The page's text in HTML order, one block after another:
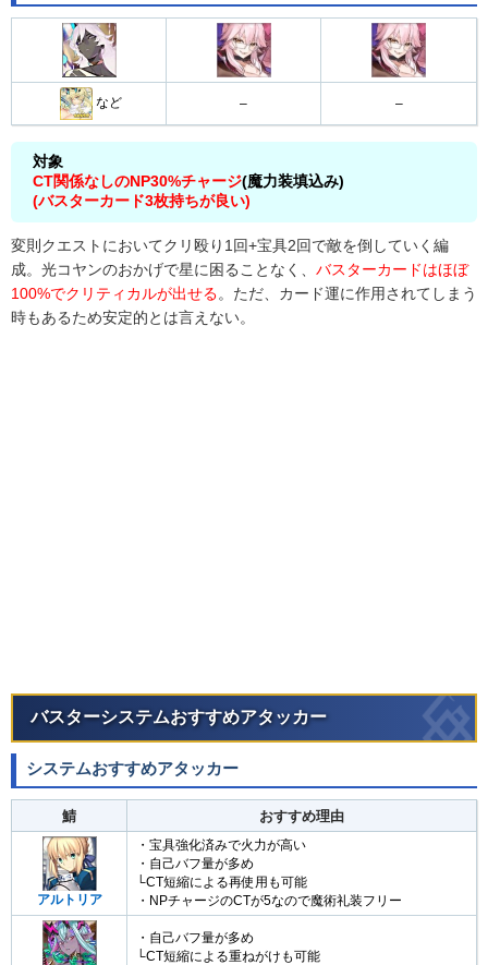
宝具
2wave
スキル1→
スキル3→
3wave
スキル1
宝具
など – –
対象
CT関係なしのNP30%チャージ(魔力装填込み)
(バスターカード3枚持ちが良い)
変則クエストにおいてクリ殴り1回+宝具2回で敵を倒していく編
成。光コヤンのおかげで星に困ることなく、 バスターカードはほぼ
100%でクリティカルが出せる。ただ、カード運に作用されてしまう
時もあるため安定的とは言えない。
バスターシステムおすすめアタッカー
システムおすすめアタッカー
鯖 おすすめ理由
アルトリア
・宝具強化済みで火力が高い
・自己バフ量が多め
└CT短縮による再使用も可能
・NPチャージのCTが5なので魔術礼装フリー
・自己バフ量が多め
└CT短縮による重ねがけも可能